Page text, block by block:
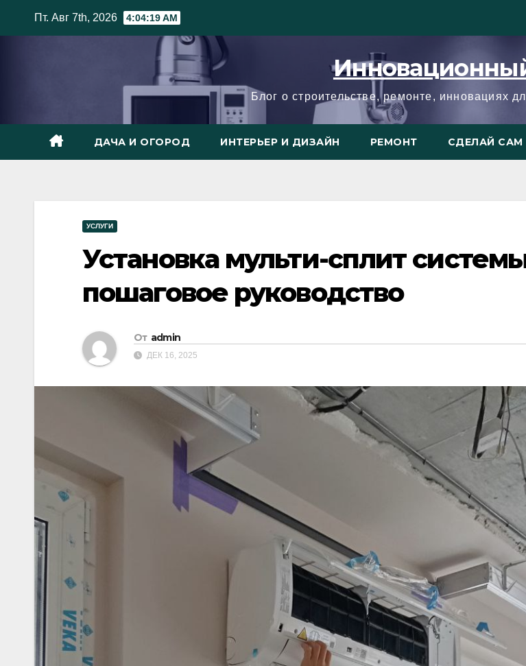
Пт. Авг 7th, 2026 4:04:20 AM
Блог о строительстве, ремонте, инновациях
ДАЧА И ОГОРОД ИНТЕРЬЕР И ДИЗАЙН РЕМОНТ СДЕЛАЙ САМ
УСЛУГИ
Установка мульти-сплит
пошаговое руководство
От admin
ДЕК 16, 2025